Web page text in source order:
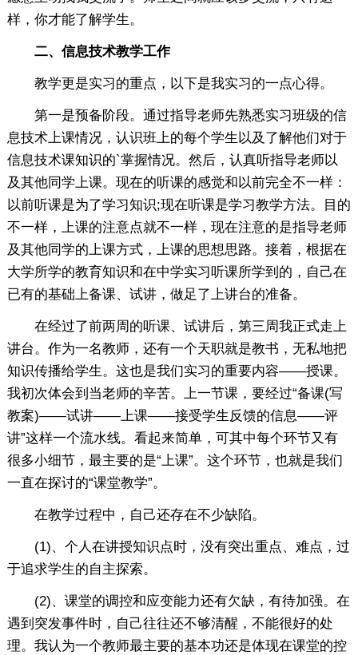
样，你才能了解学生。
二、信息技术教学工作
教学更是实习的重点，以下是我实习的一点心得。
第一是预备阶段。通过指导老师先熟悉实习班级的信
息技术上课情况，认识班上的每个学生以及了解他们对于
信息技术课知识的`掌握情况。然后，认真听指导老师以
及其他同学上课。现在的听课的感觉和以前完全不一样：
以前听课是为了学习知识;现在听课是学习教学方法。目的
不一样，上课的注意点就不一样，现在注意的是指导老师
及其他同学的上课方式，上课的思想思路。接着，根据在
大学所学的教育知识和在中学实习听课所学到的，自己在
已有的基础上备课、试讲，做足了上讲台的准备。
在经过了前两周的听课、试讲后，第三周我正式走上
讲台。作为一名教师，还有一个天职就是教书，无私地把
知识传播给学生。这也是我们实习的重要内容——授课。
我初次体会到当老师的辛苦。上一节课，要经过“备课(写
教案)——试讲——上课——接受学生反馈的信息——评
讲”这样一个流水线。看起来简单，可其中每个环节又有
很多小细节，最主要的是“上课”。这个环节，也就是我们
一直在探讨的“课堂教学”。
在教学过程中，自己还存在不少缺陷。
(1)、个人在讲授知识点时，没有突出重点、难点，过
于追求学生的自主探索。
(2)、课堂的调控和应变能力还有欠缺，有待加强。在
遇到突发事件时，自己往往还不够清醒，不能很好的处
理。我认为一个教师最主要的基本功还是体现在课堂的控